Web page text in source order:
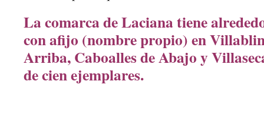
La comarca de Laciana tiene
con afijo (nombre propio) en
Arriba, Caboalles de Abajo y
de cien ejemplares.